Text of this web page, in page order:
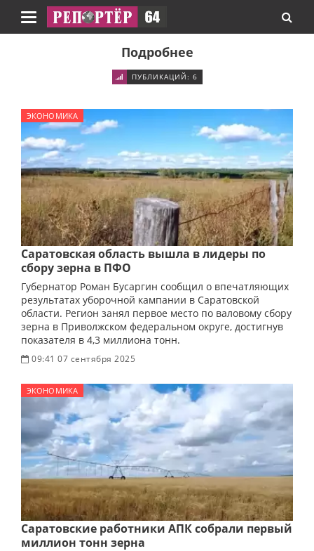
Навигация
Подробнее
ПУБЛИКАЦИЙ: 6
ЭКОНОМИКА
Саратовская область вышла в лидеры по
сбору зерна в ПФО
Губернатор Роман Бусаргин сообщил о впечатляющих
результатах уборочной кампании в Саратовской
области. Регион занял первое место по валовому сбору
зерна в Приволжском федеральном округе, достигнув
показателя в 4,3 миллиона тонн.
09:41 07 сентября 2025
ЭКОНОМИКА
Саратовские работники АПК собрали первый
миллион тонн зерна